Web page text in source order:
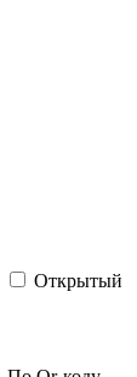
Открытый